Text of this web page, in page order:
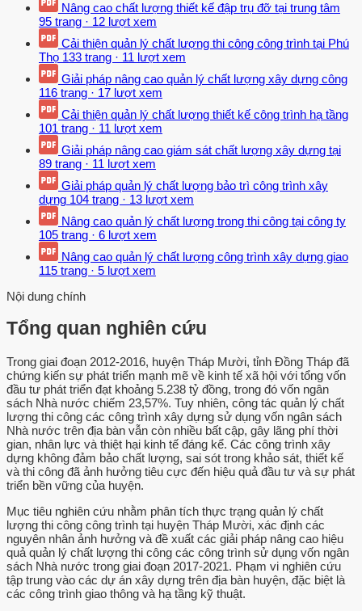
Nâng cao chất lượng thiết kế đập trụ đỡ tại trung tâm
95 trang · 12 lượt xem
Cải thiện quản lý chất lượng thi công công trình tại Phú
Thọ 133 trang · 11 lượt xem
Giải pháp nâng cao quản lý chất lượng xây dựng công
116 trang · 17 lượt xem
Cải thiện quản lý chất lượng thiết kế công trình hạ tầng
101 trang · 11 lượt xem
Giải pháp nâng cao giám sát chất lượng xây dựng tại
89 trang · 11 lượt xem
Giải pháp quản lý chất lượng bảo trì công trình xây
dựng 104 trang · 13 lượt xem
Nâng cao quản lý chất lượng trong thi công tại công ty
105 trang · 6 lượt xem
Nâng cao quản lý chất lượng công trình xây dựng giao
115 trang · 5 lượt xem
Nội dung chính
Tổng quan nghiên cứu
Trong giai đoạn 2012-2016, huyện Tháp Mười, tỉnh Đồng Tháp đã
chứng kiến sự phát triển mạnh mẽ về kinh tế xã hội với tổng vốn
đầu tư phát triển đạt khoảng 5.238 tỷ đồng, trong đó vốn ngân
sách Nhà nước chiếm 23,57%. Tuy nhiên, công tác quản lý chất
lượng thi công các công trình xây dựng sử dụng vốn ngân sách
Nhà nước trên địa bàn vẫn còn nhiều bất cập, gây lãng phí thời
gian, nhân lực và thiệt hại kinh tế đáng kể. Các công trình xây
dựng không đảm bảo chất lượng, sai sót trong khảo sát, thiết kế
và thi công đã ảnh hưởng tiêu cực đến hiệu quả đầu tư và sự phát
triển bền vững của huyện.
Mục tiêu nghiên cứu nhằm phân tích thực trạng quản lý chất
lượng thi công công trình tại huyện Tháp Mười, xác định các
nguyên nhân ảnh hưởng và đề xuất các giải pháp nâng cao hiệu
quả quản lý chất lượng thi công các công trình sử dụng vốn ngân
sách Nhà nước trong giai đoạn 2017-2021. Phạm vi nghiên cứu
tập trung vào các dự án xây dựng trên địa bàn huyện, đặc biệt là
các công trình giao thông và hạ tầng kỹ thuật.